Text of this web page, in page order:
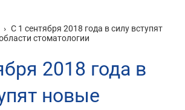
› С 1 сентября 2018 года в силу вступят
стоматологии
2018 года в
новые